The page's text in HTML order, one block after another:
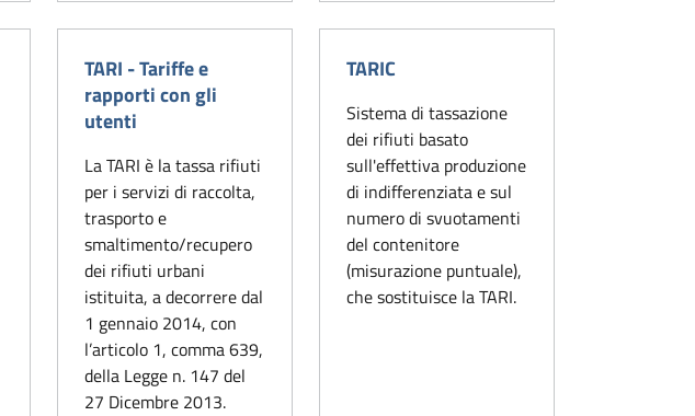
TARI - Tariffe e
rapporti con gli
utenti
La TARI è la tassa rifiuti
per i servizi di raccolta,
trasporto e
smaltimento/recupero
dei rifiuti urbani
istituita, a decorrere dal
1 gennaio 2014, con
l’articolo 1, comma 639,
della Legge n. 147 del
27 Dicembre 2013.
TARIC
Sistema di tassazione
dei rifiuti basato
sull'effettiva produzione
di indifferenziata e sul
numero di svuotamenti
del contenitore
(misurazione puntuale),
che sostituisce la TARI.